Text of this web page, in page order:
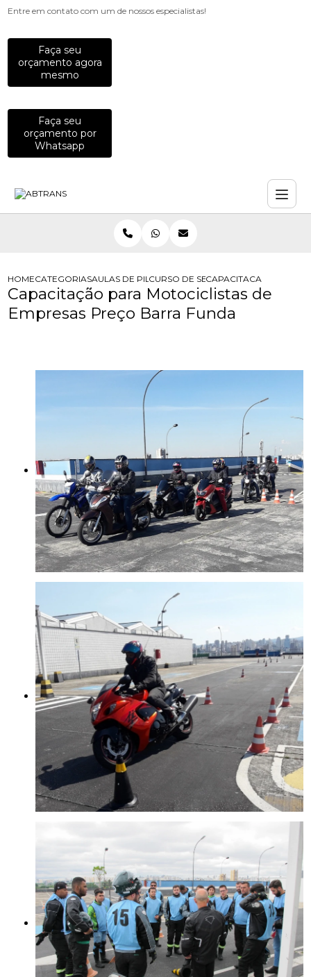
Entre em contato com um de nossos especialistas!
Faça seu
orçamento agora
mesmo
Faça seu
orçamento por
Whatsapp
HOMECATEGORIASAULAS DE PILOTAGEM PARA EMPRESAS
CURSO DE SEGURANCA PARA
CAPACITACAO PARA
Capacitação para Motociclistas de
Empresas Preço Barra Funda